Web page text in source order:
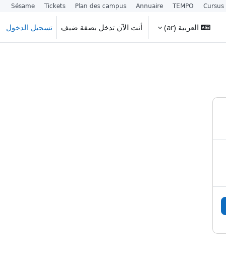
العربية ‎(ar)‎ أنت الآن تدخل بصفة ضيف تسجيل الدخول
Cursus
TEMPO
Annuaire
Plan des campus
Tickets
Sésame